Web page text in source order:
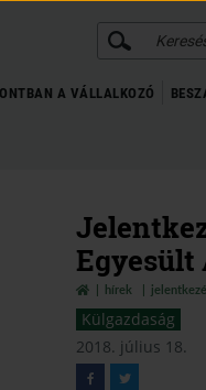
KERESÉS
A VÁLLALKOZÓ
Egyesült
hírek
Külgazdaság
2018. július 18.